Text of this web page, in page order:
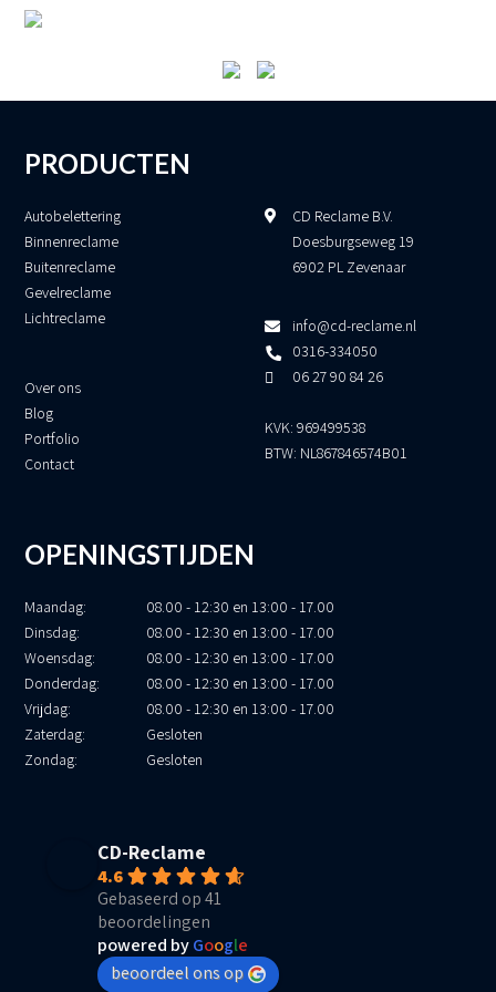
PRODUCTEN
Autobelettering
Binnenreclame
Buitenreclame
Gevelreclame
Lichtreclame
Over ons
Blog
Portfolio
Contact
CD Reclame B.V.
Doesburgseweg 19
6902 PL Zevenaar
info@cd-reclame.nl
0316-334050
06 27 90 84 26
KVK: 969499538
BTW: NL867846574B01
OPENINGSTIJDEN
Maandag:
08.00 - 12:30 en 13:00 - 17.00
Dinsdag:
08.00 - 12:30 en 13:00 - 17.00
Woensdag:
08.00 - 12:30 en 13:00 - 17.00
Donderdag:
08.00 - 12:30 en 13:00 - 17.00
Vrijdag:
08.00 - 12:30 en 13:00 - 17.00
Zaterdag:
Gesloten
Zondag:
Gesloten
CD-Reclame
4.6
Gebaseerd op 41
beoordelingen
powered byGoogle
beoordeel ons op